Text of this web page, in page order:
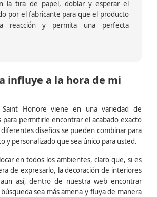
la tira de papel, doblar y esperar el
por el fabricante para que el producto
reacción y permita una perfecta
influye a la hora de mi
Honore viene en una variedad de
para permitirle encontrar el acabado exacto
diferentes diseños se pueden combinar para
y personalizado que sea único para usted.
en todos los ambientes, claro que, si es
de expresarlo, la decoración de interiores
así, dentro de nuestra web encontrar
sea más amena y fluya de manera